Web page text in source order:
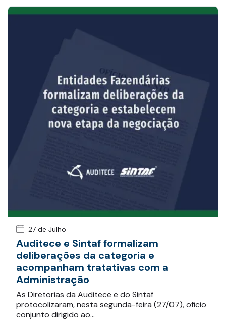
27 de Julho
Auditece e Sintaf formalizam
deliberações da categoria e
acompanham tratativas com a
Administração
As Diretorias da Auditece e do Sintaf
protocolizaram, nesta segunda-feira (27/07), ofício
conjunto dirigido ao…